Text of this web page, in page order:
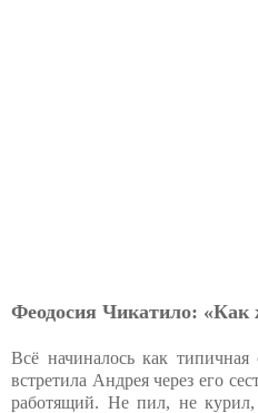
Феодосия Чикатило: «Как
Всё начиналось как типичная
встретила Андрея через его
работящий. Не пил, не курил,